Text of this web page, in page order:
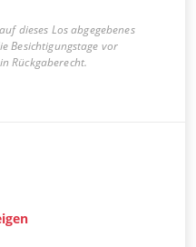
dieses Los abgegebenes
Besichtigungstage vor
Rückgaberecht.